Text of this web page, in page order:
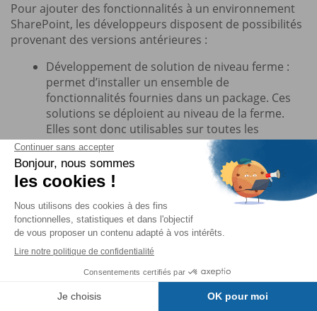
Pour ajouter des fonctionnalités à un environnement
SharePoint, les développeurs disposent de possibilités
provenant des versions antérieures :
Développement de solution de niveau ferme :
permet d’installer un ensemble de
fonctionnalités fournies dans un package. Ces
solutions se déploient au niveau de la ferme.
Elles sont donc utilisables sur toutes les
applications web et collections de la ferme ;
Développement de fonctionnalités : la
fonctionnalité est considérée comme un sous-
ensemble d’une solution contenant des
éléments comme des WebPart, des flux de
travail, etc. Une fonctionnalité, une fois installée,
peut être activée et désactivée à volonté ;
Solutions utilisateurs dites en mode bac à sable
(en anglais Sandbox Solutions) : ces solutions se
déploient au niveau d’une collection de sites, et
Table des matières